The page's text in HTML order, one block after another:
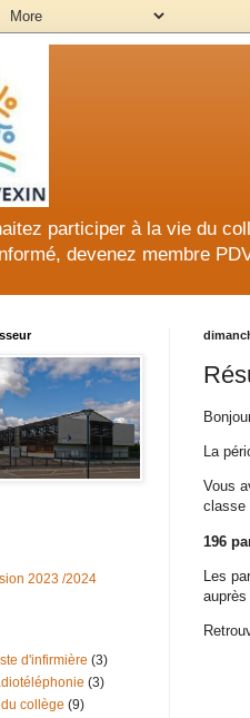
participer à la vie du
devenez membre
La
Vous
classe
196
Les
2023 /2024
d'infirmière (3)
(3)
collège (9)